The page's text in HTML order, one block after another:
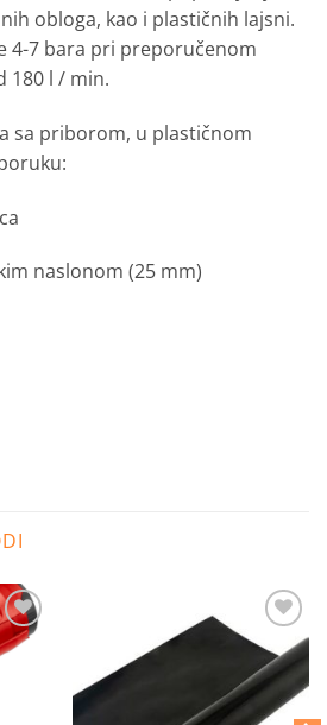
obloga, kao i plastičnih lajsni.
4-7 bara pri preporučenom
180 l / min.
sa priborom, u plastičnom
naslonom (25 mm)
Dodaj
na
listu
želja